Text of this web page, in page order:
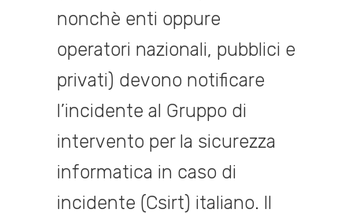
nonchè enti oppure
operatori nazionali, pubblici e
privati) devono notificare
l’incidente al Gruppo di
intervento per la sicurezza
informatica in caso di
incidente (Csirt) italiano. Il